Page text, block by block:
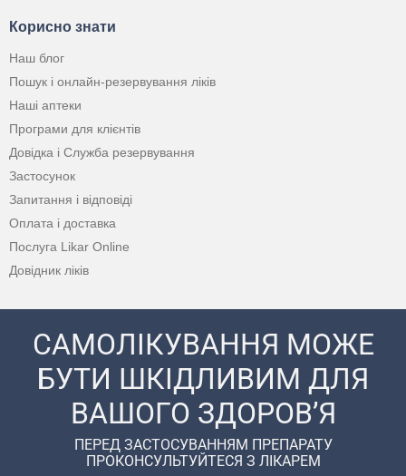
Корисно знати
Наш блог
Пошук і онлайн-резервування ліків
Наші аптеки
Програми для клієнтів
Довідка і Служба резервування
Застосунок
Запитання і відповіді
Оплата і доставка
Послуга Likar Online
Довідник ліків
САМОЛІКУВАННЯ МОЖЕ
БУТИ ШКІДЛИВИМ ДЛЯ
ВАШОГО ЗДОРОВ’Я
ПЕРЕД ЗАСТОСУВАННЯМ ПРЕПАРАТУ
ПРОКОНСУЛЬТУЙТЕСЯ З ЛІКАРЕМ